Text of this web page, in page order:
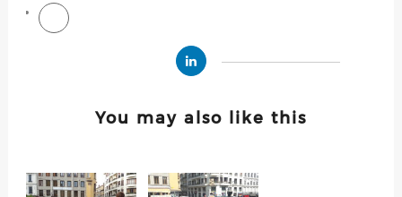
You may also like this